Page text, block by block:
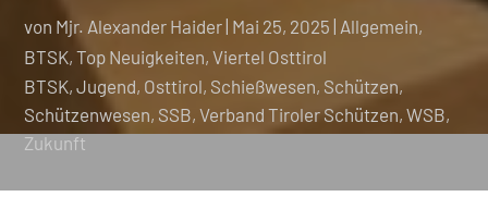
von Mjr. Alexander Haider Mai 25, 2025 Allgemein,
BTSK,Top Neuigkeiten,Viertel Osttirol
BTSK Jugend Osttirol Schießwesen Schützen
Schützenwesen SSB Verband Tiroler Schützen WSB
Zukunft